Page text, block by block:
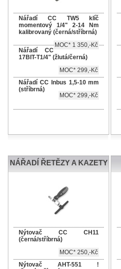
Nářadí CC TW5 klíč
momentový 1/4" 2-14 Nm
kalibrovaný (černá/stříbrná)
MOC* 1 350,-Kč
Nářadí CC
17BIT-T1/4" (žlutá/černá)
MOC* 299,-Kč
Nářadí CC Inbus 1,5-10 mm
(stříbrná)
MOC* 299,-Kč
NÁŘADÍ ŘETĚZY A KAZETY
Nýtovač CC CH11
(černá/stříbrná)
MOC* 250,-Kč
Nýtovač AHT-551 !